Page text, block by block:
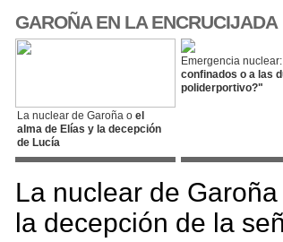
GAROÑA EN LA ENCRUCIJADA
La nuclear de Garoña o el
alma de Elías y la decepción
de Lucía
Emergencia nuclear:
confinados o a las
poliderportivo?"
La nuclear de
la decepción de la